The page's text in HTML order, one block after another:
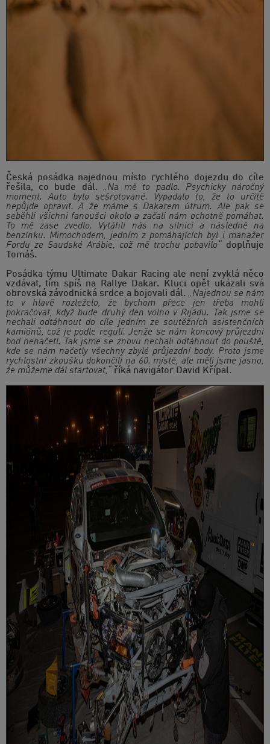
Česká posádka najednou místo rychlého dojezdu do cíle
řešila, co bude dál. „Na mě to padlo. Psychicky náročný
moment. Auto bylo sešrotované. Vypadalo to, že to určitě
nepůjde opravit. A že máme s Dakarem útrum. Ale pak se
seběhli všichni fanoušci okolo a začali nám ochotně pomáhat.
To mě zase zvedlo. Vytáhli nás na silnici a následně na
benzínku. Mimochodem, jedním z pomáhajících byl i manažer
Fordu ze Saudské Arábie, což mě trochu pobavilo“
doplňuje
Tomáš.
Posádka týmu Ultimate Dakar Racing ale není zvyklá něco
vzdávat, tím spíš na Rallye Dakar. Kluci opět ukázali svá
obrovská závodnická srdce a bojovali dál. „Najednou se nám
to v hlavě rozleželo, že bychom přece jen třeba mohli
pokračovat, když bude druhý den volno v Rijádu. Tak jsme se
nechali odtáhnout do cíle jedním ze soutěžních asistenčních
kamiónů, což je podle regulí. Jenže se nám koncový průjezdní
bod nenačetl. Tak jsme se znovu nechali odtáhnout do pouště,
kde se nám načetly všechny zbylé průjezdní body. Proto jsme
rychlostní zkoušku dokončili na 60. místě, ale měli jsme jasno,
že můžeme dál startovat,“
říká navigátor David Křípal.